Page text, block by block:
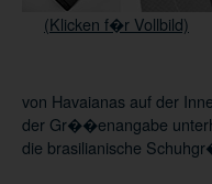
(Klicken f�r Vollbild)
von Havaianas auf der
der Gr��enangabe
die brasilianische